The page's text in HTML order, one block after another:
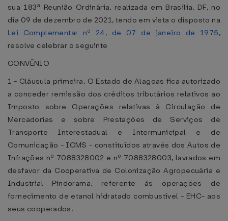
sua 183ª Reunião Ordinária, realizada em Brasília, DF, no
dia 09 de dezembro de 2021, tendo em vista o disposto na
Lei Complementar nº 24, de 07 de janeiro de 1975,
resolve celebrar o seguinte
CONVÊNIO
1 - Cláusula primeira. O Estado de Alagoas fica autorizado
a conceder remissão dos créditos tributários relativos ao
Imposto sobre Operações relativas à Circulação de
Mercadorias e sobre Prestações de Serviços de
Transporte Interestadual e Intermunicipal e de
Comunicação - ICMS - constituídos através dos Autos de
Infrações nº 7088328002 e nº 7088328003, lavrados em
desfavor da Cooperativa de Colonização Agropecuária e
Industrial Pindorama, referente às operações de
fornecimento de etanol hidratado combustível - EHC- aos
seus cooperados.